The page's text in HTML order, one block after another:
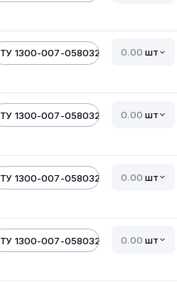
ТУ 1300-007-05803206-01 шт
ТУ 1300-007-05803206-01 шт
ТУ 1300-007-05803206-01 шт
ТУ 1300-007-05803206-01 шт